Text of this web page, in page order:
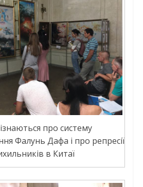
про систему
Фалунь Дафа і про репресії
в Китаї